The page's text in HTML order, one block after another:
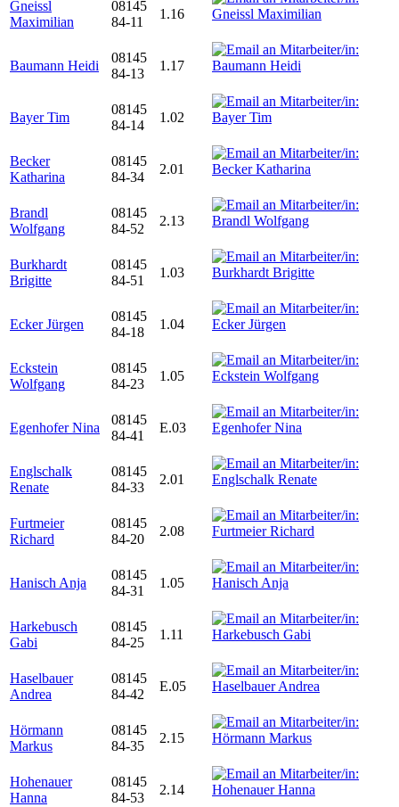
Gneissl
Maximilian
08145
84-11
1.16
Baumann Heidi
08145
84-13
1.17
Bayer Tim
08145
84-14
1.02
Becker
Katharina
08145
84-34
2.01
Brandl
Wolfgang
08145
84-52
2.13
Burkhardt
Brigitte
08145
84-51
1.03
Ecker Jürgen
08145
84-18
1.04
Eckstein
Wolfgang
08145
84-23
1.05
Egenhofer Nina
08145
84-41
E.03
Englschalk
Renate
08145
84-33
2.01
Furtmeier
Richard
08145
84-20
2.08
Hanisch Anja
08145
84-31
1.05
Harkebusch
Gabi
08145
84-25
1.11
Haselbauer
Andrea
08145
84-42
E.05
Hörmann
Markus
08145
84-35
2.15
Hohenauer
Hanna
08145
84-53
2.14